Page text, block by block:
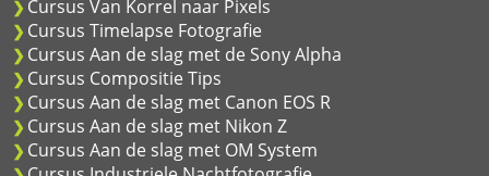
Cursus Van Korrel naar Pixels
Cursus Timelapse Fotografie
Cursus Aan de slag met de Sony Alpha
Cursus Compositie Tips
Cursus Aan de slag met Canon EOS R
Cursus Aan de slag met Nikon Z
Cursus Aan de slag met OM System